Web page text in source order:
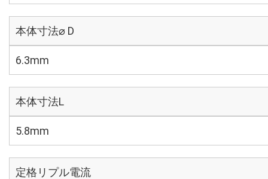
本体寸法⌀ D
6.3mm
本体寸法L
5.8mm
定格リプル電流